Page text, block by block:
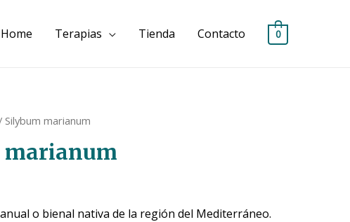
Home Terapias Tienda Contacto 0
Silybum marianum
marianum
o bienal nativa de la región del Mediterráneo.